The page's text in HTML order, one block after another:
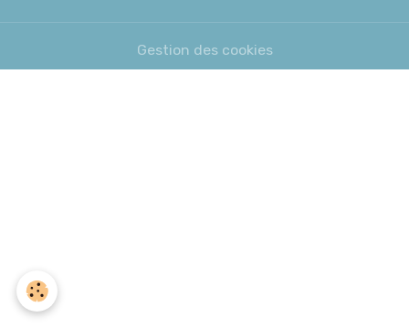
Gestion des cookies